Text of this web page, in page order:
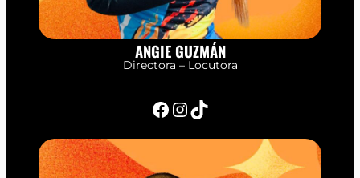
ANGIE GUZMÁN
Directora – Locutora
Facebook InstagramTikTok